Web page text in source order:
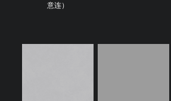
意连）